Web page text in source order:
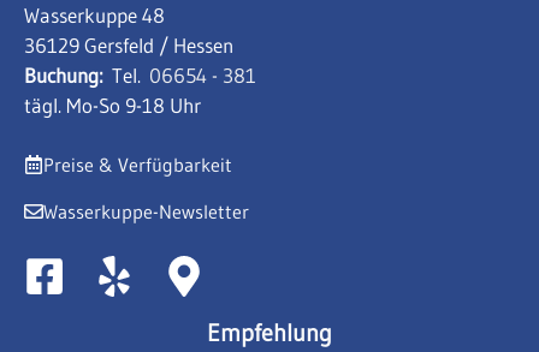
Wasserkuppe 48
36129 Gersfeld / Hessen
Buchung: Tel. 06654 - 381
tägl. Mo-So 9-18 Uhr
Preise & Verfügbarkeit
Wasserkuppe-Newsletter
Empfehlung